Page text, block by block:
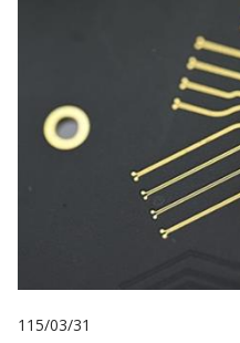
115/03/31